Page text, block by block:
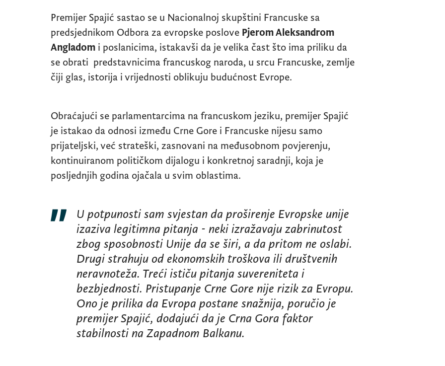
Premijer Spajić sastao se u Nacionalnoj skupštini Francuske sa
predsjednikom Odbora za evropske poslove Pjerom Aleksandrom
Angladom i poslanicima, istakavši da je velika čast što ima priliku da
se obrati predstavnicima francuskog naroda, u srcu Francuske, zemlje
čiji glas, istorija i vrijednosti oblikuju budućnost Evrope.
Obraćajući se parlamentarcima na francuskom jeziku, premijer Spajić
je istakao da odnosi između Crne Gore i Francuske nijesu samo
prijateljski, već strateški, zasnovani na međusobnom povjerenju,
kontinuiranom političkom dijalogu i konkretnoj saradnji, koja je
posljednjih godina ojačala u svim oblastima.
U potpunosti sam svjestan da proširenje Evropske unije
izaziva legitimna pitanja - neki izražavaju zabrinutost
zbog sposobnosti Unije da se širi, a da pritom ne oslabi.
Drugi strahuju od ekonomskih troškova ili društvenih
neravnoteža. Treći ističu pitanja suvereniteta i
bezbjednosti. Pristupanje Crne Gore nije rizik za Evropu.
Ono je prilika da Evropa postane snažnija, poručio je
premijer Spajić, dodajući da je Crna Gora faktor
stabilnosti na Zapadnom Balkanu.